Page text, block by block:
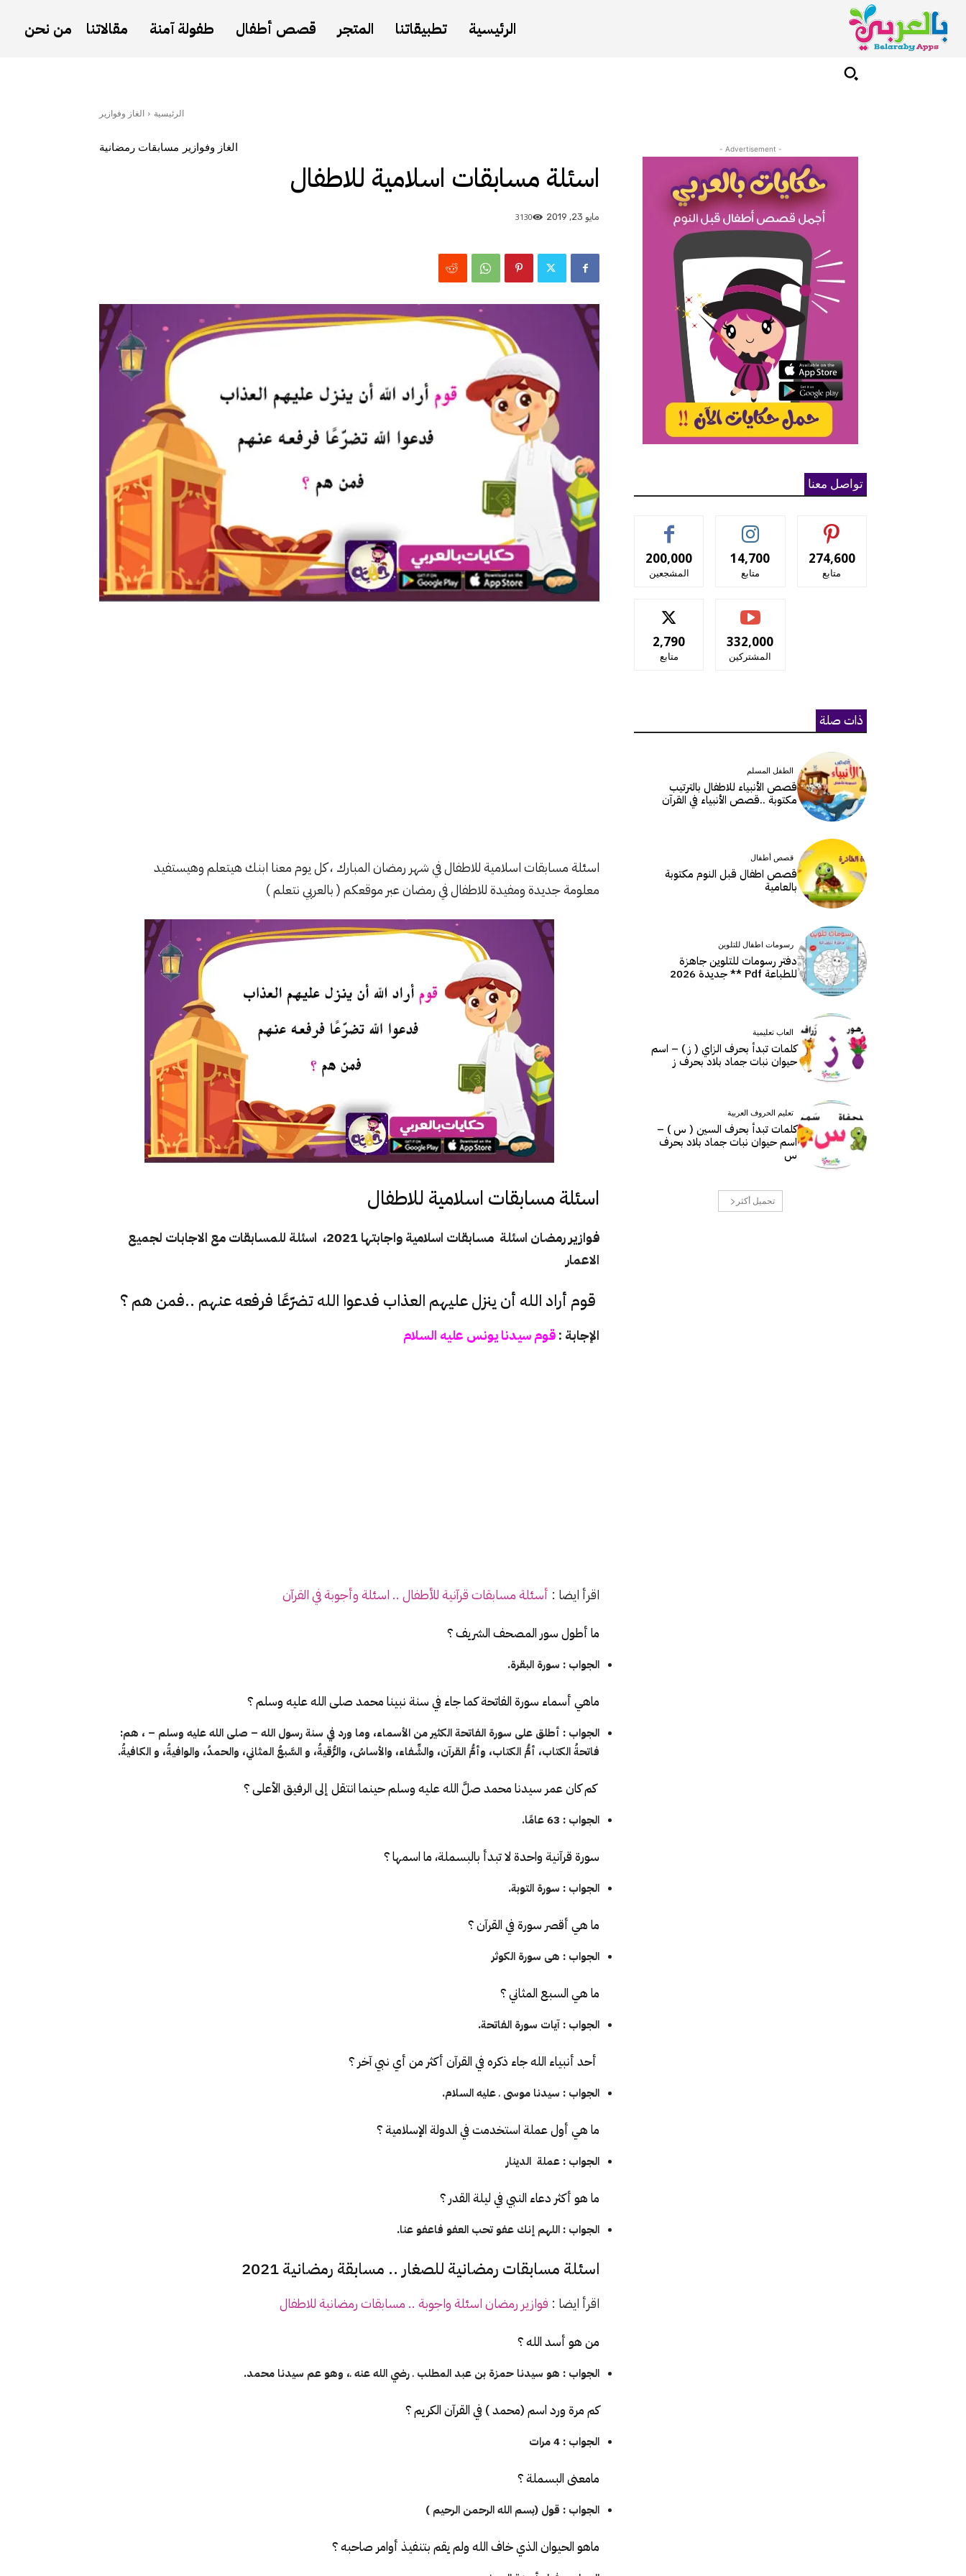
الرئيسية تطبيقاتنا المتجر قصص أطفال طفولة آمنة مقالاتنا من نحن
الرئيسية الغاز وفوازير
الغاز وفوازير مسابقات رمضانية
اسئلة مسابقات اسلامية للاطفال
مايو 23, 2019 3130
اسئلة مسابقات اسلامية للاطفال في شهر رمضان المبارك ، كل يوم معنا ابنك هيتعلم وهيستفيد
معلومة جديدة ومفيدة للاطفال في رمضان عبر موقعكم ( بالعربي نتعلم )
اسئلة مسابقات اسلامية للاطفال
فوازير رمضان اسئلة مسابقات اسلامية واجابتها 2021، اسئلة للمسابقات مع الاجابات لجميع
الاعمار
قوم أراد الله أن ينزل عليهم العذاب فدعوا الله تضرّعًا فرفعه عنهم ..فمن هم ؟
الإجابة :قوم سيدنا يونس عليه السلام
اقرأ ايضا : أسئلة مسابقات قرآنية للأطفال .. اسئلة وأجوبة في القرآن
ما أطول سور المصحف الشريف ؟
الجواب : سورة البقرة.
ماهي أسماء سورة الفاتحة كما جاء في سنة نبينا محمد صلى الله عليه وسلم ؟
الجواب : أطلق على سورة الفاتحة الكثير من الأسماء، وما ورد في سنة رسول الله – صلى الله عليه وسلم – ، هم:
فاتحةُ الكتاب، أمُّ الكتاب، وأمُّ القرآن، والشِّفاء، والأساسُ، والرُّقيةُ، و السَّبعُ المثاني، والحمدُ، والوافيةُ، و الكافيةُ.
كم كان عمر سيدنا محمد صلَّ الله عليه وسلم حينما انتقل إلى الرفيق الأعلى ؟
الجواب : 63 عامًا.
سورة قرآنية واحدة لا تبدأ بالبسملة، ما اسمها ؟
الجواب : سورة التوبة.
ما هي أقصر سورة في القرآن ؟
الجواب : هى سورة الكوثر
ما هي السبع المثاني ؟
الجواب : آيات سورة الفاتحة.
أحد أنبياء الله جاء ذكره في القرآن أكثر من أي نبي آخر ؟
الجواب : سيدنا موسى ـ عليه السلام.
ما هي أول عملة استخدمت في الدولة الإسلامية ؟
الجواب : عملة الدينار
ما هو أكثر دعاء النبي في ليلة القدر ؟
الجواب : اللهم إنك عفو تحب العفو فاعفو عنا.
اسئلة مسابقات رمضانية للصغار .. مسابقة رمضانية 2021
اقرأ ايضا : فوازير رمضان اسئلة واجوبة .. مسابقات رمضانية للاطفال
من هو أسد الله ؟
الجواب : هو سيدنا حمزة بن عبد المطلب ـ رضي الله عنه ـ، وهو عم سيدنا محمد.
كم مرة ورد اسم (محمد ) في القرآن الكريم ؟
الجواب : 4 مرات
مامعنى البسملة ؟
الجواب : قول (بسم الله الرحمن الرحيم )
ماهو الحيوان الذي خاف الله ولم يقم بتنفيذ أوامر صاحبه ؟
- Advertisement -
تواصل معنا
200,000
المشجعين
14,700
متابع
274,600
متابع
2,790
متابع
332,000
المشتركين
ذات صلة
الطفل المسلم
قصص الأنبياء للاطفال بالترتيب
مكتوبة ..قصص الأنبياء في القرآن
قصص أطفال
قصص اطفال قبل النوم مكتوبة
بالعامية
رسومات اطفال للتلوين
دفتر رسومات للتلوين جاهزة
للطباعة Pdf ** جديدة 2026
العاب تعليمية
كلمات تبدأ بحرف الزاي ( ز ) – اسم
حيوان نبات جماد بلاد بحرف ز
تعليم الحروف العربية
كلمات تبدأ بحرف السين ( س ) –
اسم حيوان نبات جماد بلاد بحرف
س
تحميل أكثر